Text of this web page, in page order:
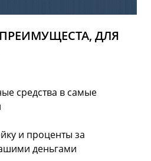
ДЛЯ
средства в самые
и проценты за
деньгами